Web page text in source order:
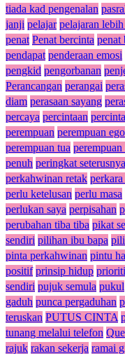
tiada kad pengenalan
janji pelajar pelajaran
penat Penat bercinta penat
pendapat penderaan emosi
pengkid pengorbanan
Perancangan perangai
diam perasaan sayang
percaya percintaan
perempuan perempuan ego
perempuan tua
penuh peringkat seterusnya
perkahwinan retak perkara
perlu ketelusan perlu masa
perlukan saya perpisahan
perubahan tiba tiba pikat
sendiri pilihan ibu bapa
pinta perkahwinan pintu
positif prinsip hidup
sendiri pujuk semula pukul
gaduh punca pergaduhan
teruskan PUTUS CINTA
tunang melalui telefon
rajuk rakan sekerja ramai